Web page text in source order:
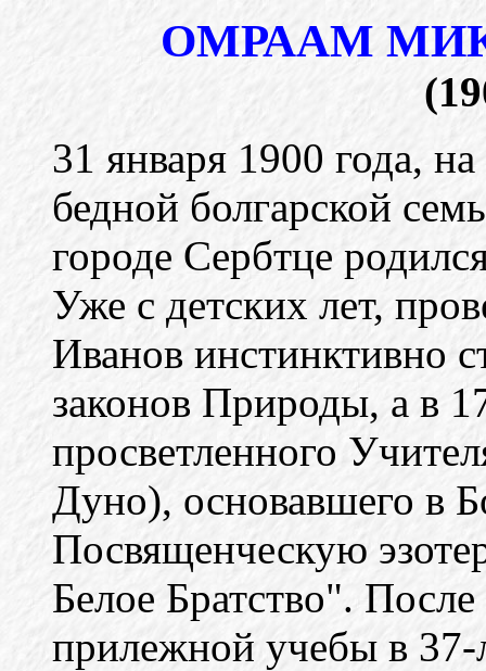
ОМРААМ
31 января 1900 года,
бедной болгарской
городе Сербтце
Уже с детских лет,
Иванов инстинктивно
законов Природы, а в
просветленного
Дуно), основавшего в
Посвященческую
Белое Братство".
прилежной учебы в 37-